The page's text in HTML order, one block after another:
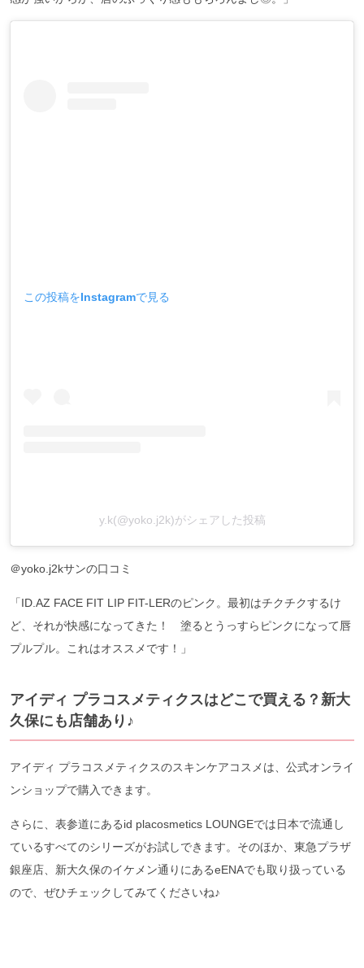
この投稿をInstagramで見る
y.k(@yoko.j2k)がシェアした投稿
＠yoko.j2kサンの口コミ
「ID.AZ FACE FIT LIP FIT-LERのピンク。最初はチクチクするけ
ど、それが快感になってきた！ 塗るとうっすらピンクになって唇
プルプル。これはオススメです！」
アイディ プラコスメティクスはどこで買える？新大
久保にも店舗あり♪
アイディ プラコスメティクスのスキンケアコスメは、公式オンライ
ンショップで購入できます。
さらに、表参道にあるid placosmetics LOUNGEでは日本で流通し
ているすべてのシリーズがお試しできます。そのほか、東急プラザ
銀座店、新大久保のイケメン通りにあるeENAでも取り扱っている
ので、ぜひチェックしてみてくださいね♪